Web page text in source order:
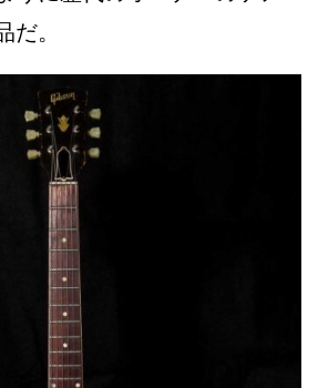
。